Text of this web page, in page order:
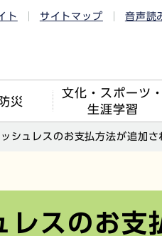
ト サイトマップ 音声読
災
文化・スポーツ・
生涯学習
シュレスのお支払方法が追加さ
レスのお支